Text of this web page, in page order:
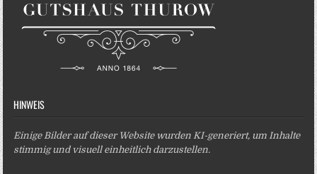
HINWEIS
Einige Bilder auf dieser Website wurden KI-generiert, um Inhalte
stimmig und visuell einheitlich darzustellen.